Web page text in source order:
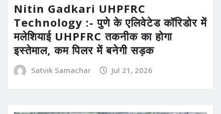
Nitin Gadkari UHPFRC
Technology :- पुणे के एलिवेटेड कॉरिडोर में
मलेशियाई UHPFRC तकनीक का होगा
इस्तेमाल, कम पिलर में बनेगी सड़क
Satvik Samachar Jul 21, 2026